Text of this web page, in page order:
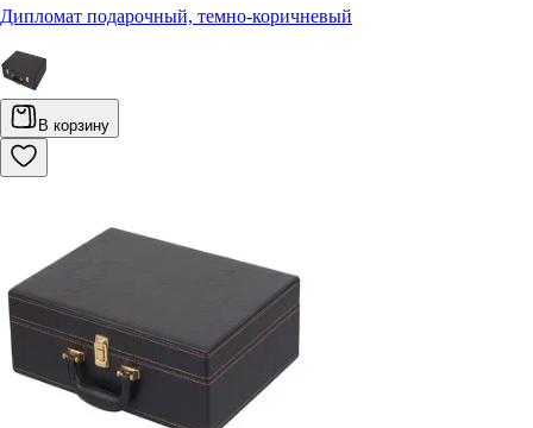
Дипломат подарочный, темно-коричневый
В корзину